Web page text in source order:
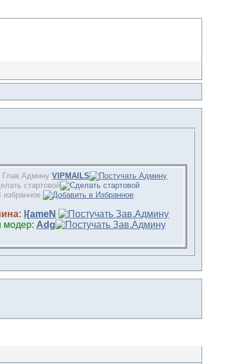
Глав.АдминуVIPMAILS
стартовой
избранное
l{ameN
модер: Adg